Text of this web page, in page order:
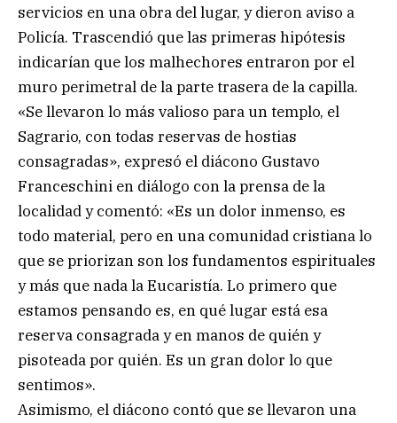
servicios en una obra del lugar, y dieron aviso a
Policía. Trascendió que las primeras hipótesis
indicarían que los malhechores entraron por el
muro perimetral de la parte trasera de la capilla.
«Se llevaron lo más valioso para un templo, el
Sagrario, con todas reservas de hostias
consagradas», expresó el diácono Gustavo
Franceschini en diálogo con la prensa de la
localidad y comentó: «Es un dolor inmenso, es
todo material, pero en una comunidad cristiana lo
que se priorizan son los fundamentos espirituales
y más que nada la Eucaristía. Lo primero que
estamos pensando es, en qué lugar está esa
reserva consagrada y en manos de quién y
pisoteada por quién. Es un gran dolor lo que
sentimos».
Asimismo, el diácono contó que se llevaron una